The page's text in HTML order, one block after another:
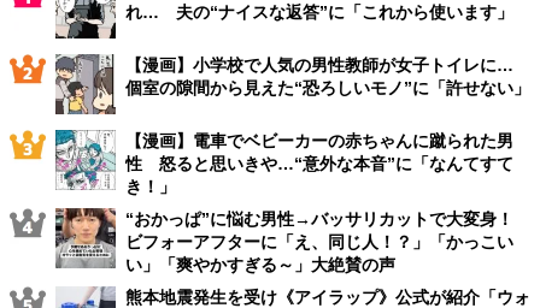
れ… 夫の“ナイスな返答”に「これから使います」
【漫画】小学校で人気の男性教師が女子トイレに…
個室の隙間から見えた“恐ろしいモノ”に「許せない」
【漫画】電車でベビーカーの赤ちゃんに蹴られた男
性 怒ると思いきや…“意外な本音”に「なんてすて
き！」
“おかっぱ”に悩む男性→バッサリカットで大変身！
ビフォーアフターに「え、同じ人！？」「かっこい
い」「爽やかすぎる～」大絶賛の声
熊本地震発生を受け《アイラップ》公式が紹介「ウォ